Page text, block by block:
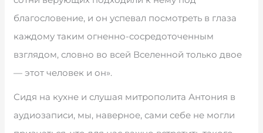
благословение, и он успевал посмотреть в глаза
каждому таким огненно-сосредоточенным
взглядом, словно во всей Вселенной только двое
— этот человек и он».
Сидя на кухне и слушая митрополита Антония в
аудиозаписи, мы, наверное, сами себе не могли